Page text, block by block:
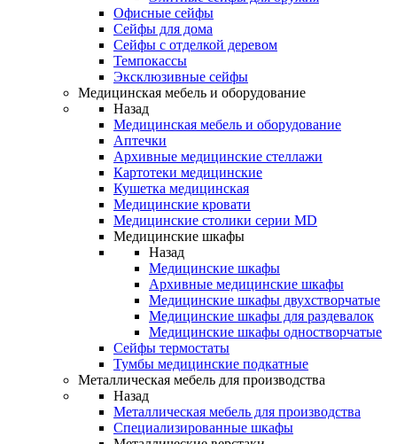
Офисные сейфы
Сейфы для дома
Сейфы с отделкой деревом
Темпокассы
Эксклюзивные сейфы
Медицинская мебель и оборудование
Назад
Медицинская мебель и оборудование
Аптечки
Архивные медицинские стеллажи
Картотеки медицинские
Кушетка медицинская
Медицинские кровати
Медицинские столики серии MD
Медицинские шкафы
Назад
Медицинские шкафы
Архивные медицинские шкафы
Медицинские шкафы двухстворчатые
Медицинские шкафы для раздевалок
Медицинские шкафы одностворчатые
Сейфы термостаты
Тумбы медицинские подкатные
Металлическая мебель для производства
Назад
Металлическая мебель для производства
Cпециализированные шкафы